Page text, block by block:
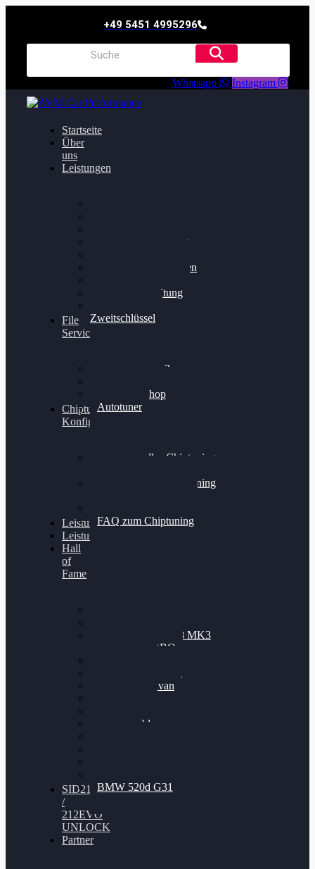
+49 5451 4995296
Whatsapp Instagram
Startseite
Über
uns
Leistungen
Getriebeoptimierung
Bremsscheiben planen
Felgenaufbereitung
Zweitschlüssel
File
Service
Alientech Kess3
Alientech Shop
Autotuner
Chiptuning
Konfigurator
Professionelles Chiptuning
Professionelles Chiptuning
FAQ zum Chiptuning
Leistungsmessung
Leistungsprüfstand
Hall
of
Fame
Nissan GT-R35 3.8 MK3
V6 TWINTURBO
VW Passat 2.0TDI
VW T6 Multivan
BMW 120d
BMW 520d G31
SID212
/
212EVO
UNLOCK
Partner